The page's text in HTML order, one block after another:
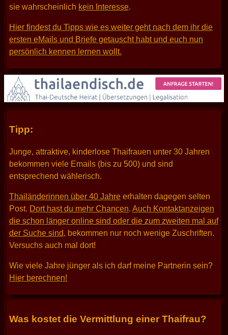
sie wahrscheinlich kein Interesse.
Hier findest du Tipps wie es weiter geht nach dem ihr die
ersten eMails und Briefe getauscht habt und euch nun
persönlich kennen lernen wollt.
Tipp:
Junge, attraktive, kinderlose Thaifrauen unter 30 Jahren
bekommen viele Emails (bis zu 500) und sind
entsprechend wählerisch.
Thailänderinnen über 40 Jahre erhalten dagegen selten
Post. Dort hast du mehr Chancen. Auch Kontaktanzeigen
die schon länger online sind oder die zum zweiten mal auf
der Suche sind, bekommen nur noch wenige Zuschriften.
Versuchs auch mal dort!
Wie viele Jahre jünger als ich darf meine Partnerin sein?
Hier berechnen!
Was kostet die Vermittlung einer Thaifrau?